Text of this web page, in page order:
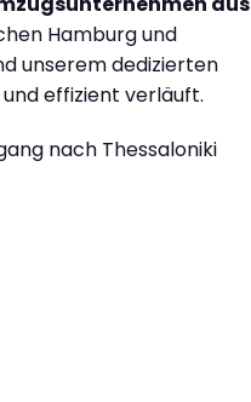
Hamburg und
unserem dedizierten
effizient verläuft.
nach Thessaloniki